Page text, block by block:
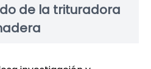
de la trituradora